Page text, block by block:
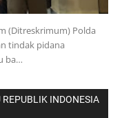
(Ditreskrimum) Polda
tindak pidana
ba…
REPUBLIK INDONESIA